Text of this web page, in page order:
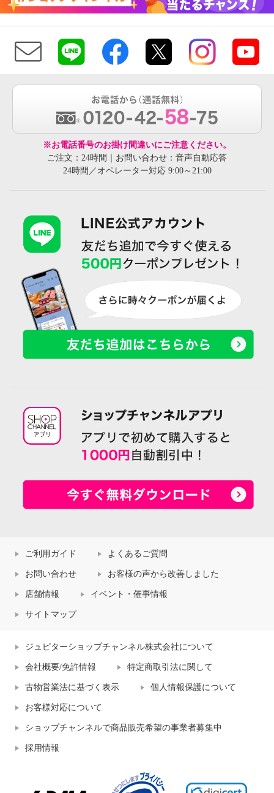
※お電話番号のお掛け間違いにご注意ください。
ご注文：24時間｜お問い合わせ：音声自動応答
24時間／オペレーター対応 9:00～21:00
ご利用ガイド よくあるご質問
お問い合わせ お客様の声から改善しました
店舗情報 イベント・催事情報
サイトマップ
ジュピターショップチャンネル株式会社について
会社概要/免許情報 特定商取引法に関して
古物営業法に基づく表示 個人情報保護について
お客様対応について
ショップチャンネルで商品販売希望の事業者募集中
採用情報